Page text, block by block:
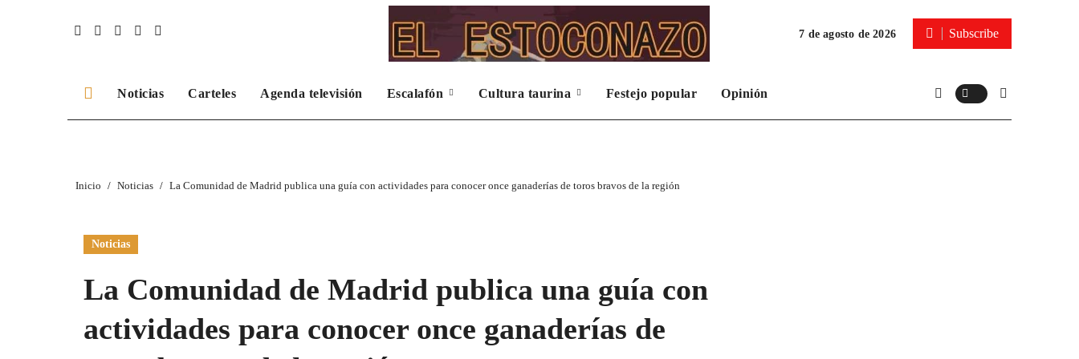
7 de agosto de 2026 Subscribe
Noticias Carteles Agenda televisión Escalafón Cultura taurina Festejo popular Opinión
Inicio Noticias La Comunidad de Madrid publica una guía con actividades para conocer once ganaderías de toros bravos de la región
Noticias
La Comunidad de Madrid publica una guía con
actividades para conocer once ganaderías de